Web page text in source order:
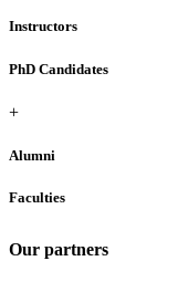
Instructors
PhD Candidates
+
Alumni
Faculties
Our partners